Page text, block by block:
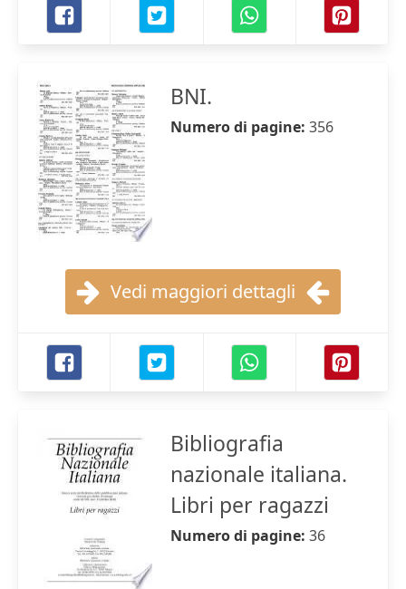
BNI.
Numero di pagine: 356
Vedi maggiori dettagli
Bibliografia
nazionale italiana.
Libri per ragazzi
Numero di pagine: 36